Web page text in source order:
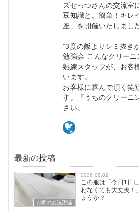
ズせっつさんの交流室
豆知識と、簡単！キレ
座」を開催いたしまし
”3度の飯よりシミ抜き
勉強会”こんなクリー
熟練スタッフが、お客
います。
お客様に喜んで頂く笑
す。『うちのクリーニ
さい。
最新の投稿
お家のお洗濯編
2026.08.02
この服は「今日1日
わなくても大丈夫！
ょうか？